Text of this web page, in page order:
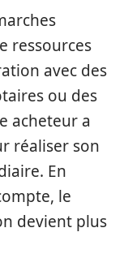
ressources
avec des
ou des
acheteur a
réaliser son
En
le
devient plus